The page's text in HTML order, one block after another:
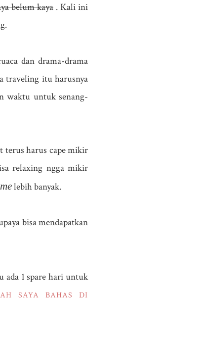
belum kaya . Kali ini
dan drama-drama
traveling itu harusnya
waktu untuk senang-
terus harus cape mikir
relaxing ngga mikir
lebih banyak.
bisa mendapatkan
ada 1 spare hari untuk
SAYA BAHAS DI